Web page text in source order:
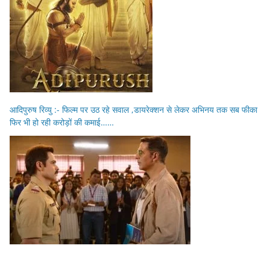
आदिपुरुष रिव्यु :- फिल्म पर उठ रहे सवाल ,डायरेक्शन से लेकर अभिनय तक सब फीका
फिर भी हो रही करोड़ों की कमाई……